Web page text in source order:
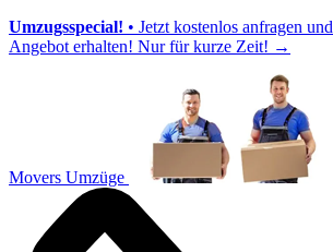
Umzugsspecial! • Jetzt kostenlos anfragen
Angebot erhalten! Nur für kurze Zeit! →
Movers Umzüge